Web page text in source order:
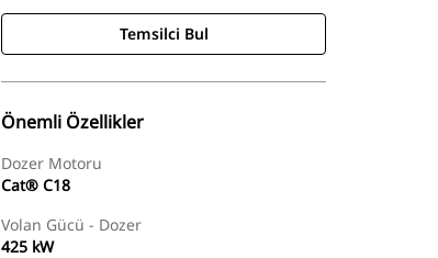
Temsilci Bul
Önemli Özellikler
Dozer Motoru
Cat® C18
Volan Gücü - Dozer
425 kW